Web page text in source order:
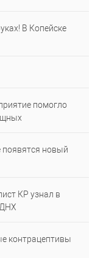
В Копейске
помогло
появятся новый
КР узнал в
контрацептивы